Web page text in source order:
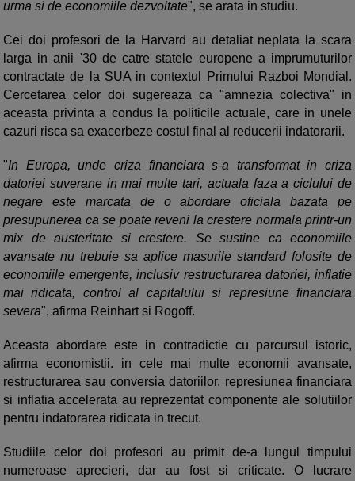
urma si de economiile dezvoltate", se arata in studiu.
Cei doi profesori de la Harvard au detaliat neplata la scara
larga in anii '30 de catre statele europene a imprumuturilor
contractate de la SUA in contextul Primului Razboi Mondial.
Cercetarea celor doi sugereaza ca "amnezia colectiva" in
aceasta privinta a condus la politicile actuale, care in unele
cazuri risca sa exacerbeze costul final al reducerii indatorarii.
"In Europa, unde criza financiara s-a transformat in criza
datoriei suverane in mai multe tari, actuala faza a ciclului de
negare este marcata de o abordare oficiala bazata pe
presupunerea ca se poate reveni la crestere normala printr-un
mix de austeritate si crestere. Se sustine ca economiile
avansate nu trebuie sa aplice masurile standard folosite de
economiile emergente, inclusiv restructurarea datoriei, inflatie
mai ridicata, control al capitalului si represiune financiara
severa", afirma Reinhart si Rogoff.
Aceasta abordare este in contradictie cu parcursul istoric,
afirma economistii. in cele mai multe economii avansate,
restructurarea sau conversia datoriilor, represiunea financiara
si inflatia accelerata au reprezentat componente ale solutiilor
pentru indatorarea ridicata in trecut.
Studiile celor doi profesori au primit de-a lungul timpului
numeroase aprecieri, dar au fost si criticate. O lucrare